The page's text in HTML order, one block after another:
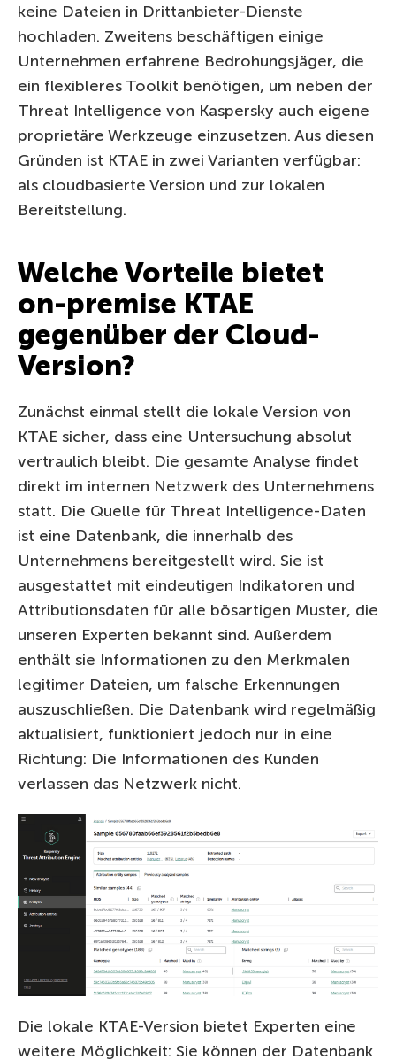
keine Dateien in Drittanbieter-Dienste
hochladen. Zweitens beschäftigen einige
Unternehmen erfahrene Bedrohungsjäger, die
ein flexibleres Toolkit benötigen, um neben der
Threat Intelligence von Kaspersky auch eigene
proprietäre Werkzeuge einzusetzen. Aus diesen
Gründen ist KTAE in zwei Varianten verfügbar:
als cloudbasierte Version und zur lokalen
Bereitstellung.
Welche Vorteile bietet
on-premise KTAE
gegenüber der Cloud-
Version?
Zunächst einmal stellt die lokale Version von
KTAE sicher, dass eine Untersuchung absolut
vertraulich bleibt. Die gesamte Analyse findet
direkt im internen Netzwerk des Unternehmens
statt. Die Quelle für Threat Intelligence-Daten
ist eine Datenbank, die innerhalb des
Unternehmens bereitgestellt wird. Sie ist
ausgestattet mit eindeutigen Indikatoren und
Attributionsdaten für alle bösartigen Muster, die
unseren Experten bekannt sind. Außerdem
enthält sie Informationen zu den Merkmalen
legitimer Dateien, um falsche Erkennungen
auszuschließen. Die Datenbank wird regelmäßig
aktualisiert, funktioniert jedoch nur in eine
Richtung: Die Informationen des Kunden
verlassen das Netzwerk nicht.
Die lokale KTAE-Version bietet Experten eine
weitere Möglichkeit: Sie können der Datenbank